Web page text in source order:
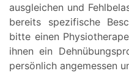
ausgleichen und
bereits spezifische
bitte einen
ihnen ein
persönlich angemessen